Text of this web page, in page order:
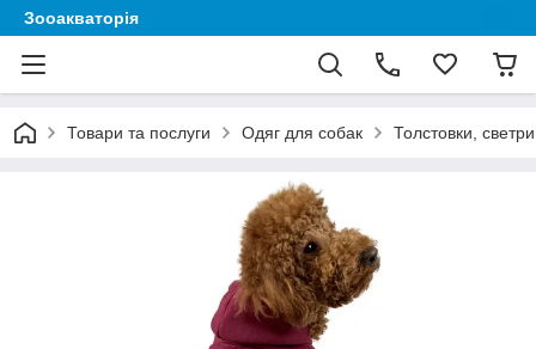
Зооакваторія
Товари та послуги Одяг для собак Толстовки,